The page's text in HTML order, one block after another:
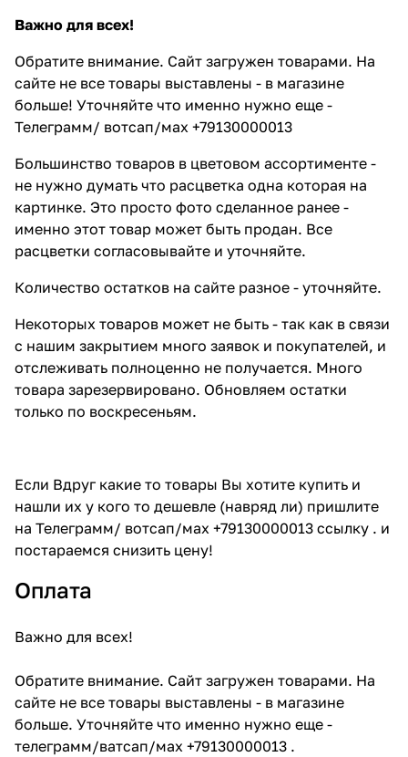
Важно для всех!
Обратите внимание. Сайт загружен товарами. На
сайте не все товары выставлены - в магазине
больше! Уточняйте что именно нужно еще -
Телеграмм/ вотсап/мах +79130000013
Большинство товаров в цветовом ассортименте -
не нужно думать что расцветка одна которая на
картинке. Это просто фото сделанное ранее -
именно этот товар может быть продан. Все
расцветки согласовывайте и уточняйте.
Количество остатков на сайте разное - уточняйте.
Некоторых товаров может не быть - так как в связи
с нашим закрытием много заявок и покупателей, и
отслеживать полноценно не получается. Много
товара зарезервировано. Обновляем остатки
только по воскресеньям.
Если Вдруг какие то товары Вы хотите купить и
нашли их у кого то дешевле (навряд ли) пришлите
на Телеграмм/ вотсап/мах +79130000013 ссылку . и
постараемся снизить цену!
Оплата
Важно для всех!
Обратите внимание. Сайт загружен товарами. На
сайте не все товары выставлены - в магазине
больше. Уточняйте что именно нужно еще -
телеграмм/ватсап/мах +79130000013 .